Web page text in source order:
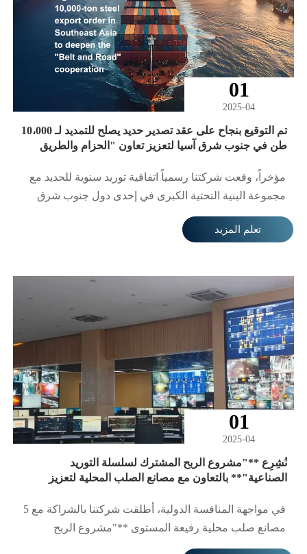
التجارية وتعزيزها. تحت القيادة الصحيحة للإدارة والجهود
الدؤوبة لزملاء من جميع الأقسام، حققت الشركة اختراقًا
جديدًا في النصف الأول من العام، حيث أكملت إيرادات
مبيعات بلغت ما يقرب من 800 مليون يوان، وشحنت أكثر
من 1000 طلب، مما حقق نموًا كبيرًا مقارنة بالفترة نفسها
من العام الماضي!
01
2025-04
تم التوقيع بنجاح على عقد تصدير حديد يصلح للتمديد لـ 10،000
طن في جنوب شرق آسيا لتعزيز تعاون "الحزام والطريق
مؤخراً، وقعت شركتنا رسمياً اتفاقية توريد سنوية للحديد مع
مجموعة البنية التحتية الكبرى في إحدى دول جنوب شرق
منتجات مثل الحزم H ولفائف حديد التسليح الساخنة. سيتم
جنوب شرق آسيا.
تعلم المزيد
01
2025-04
نُشِرِع **"مشروع الربح المشترك لسلسلة التوريد
الصناعية"** بالتعاون مع مصانع الصلب المحلية لتعزيز
في مواجهة المنافسة الدولية، أطلقت شركتنا بالشراكة مع 5
مصانع صلب محلية رفيعة المستوى **"مشروع الربح
المشترك لسلسلة التوريد الخارجي للصلب"**. من خلال